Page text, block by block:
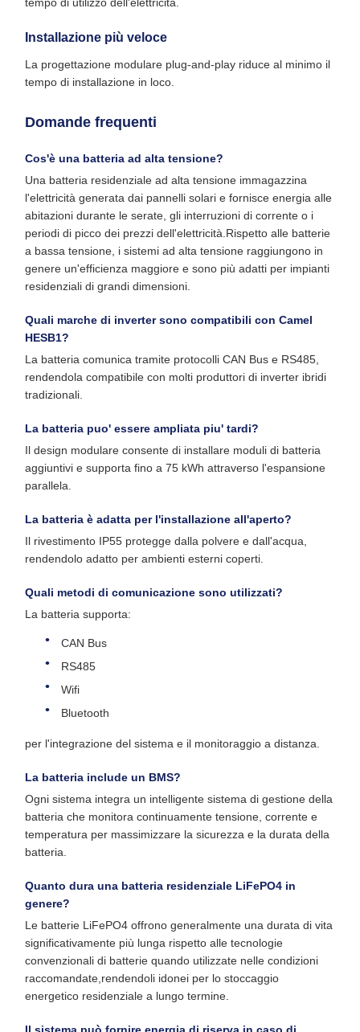
Installazione più veloce
La progettazione modulare plug-and-play riduce al minimo il
tempo di installazione in loco.
Domande frequenti
Cos'è una batteria ad alta tensione?
Una batteria residenziale ad alta tensione immagazzina
l'elettricità generata dai pannelli solari e fornisce energia alle
abitazioni durante le serate, gli interruzioni di corrente o i
periodi di picco dei prezzi dell'elettricità.Rispetto alle batterie
a bassa tensione, i sistemi ad alta tensione raggiungono in
genere un'efficienza maggiore e sono più adatti per impianti
residenziali di grandi dimensioni.
Quali marche di inverter sono compatibili con Camel
HESB1?
La batteria comunica tramite protocolli CAN Bus e RS485,
rendendola compatibile con molti produttori di inverter ibridi
tradizionali.
La batteria puo' essere ampliata piu' tardi?
Il design modulare consente di installare moduli di batteria
aggiuntivi e supporta fino a 75 kWh attraverso l'espansione
parallela.
La batteria è adatta per l'installazione all'aperto?
Il rivestimento IP55 protegge dalla polvere e dall'acqua,
rendendolo adatto per ambienti esterni coperti.
Quali metodi di comunicazione sono utilizzati?
La batteria supporta:
CAN Bus
RS485
Wifi
Bluetooth
per l'integrazione del sistema e il monitoraggio a distanza.
La batteria include un BMS?
Ogni sistema integra un intelligente sistema di gestione della
batteria che monitora continuamente tensione, corrente e
temperatura per massimizzare la sicurezza e la durata della
batteria.
Quanto dura una batteria residenziale LiFePO4 in
genere?
Le batterie LiFePO4 offrono generalmente una durata di vita
significativamente più lunga rispetto alle tecnologie
convenzionali di batterie quando utilizzate nelle condizioni
raccomandate,rendendoli idonei per lo stoccaggio
energetico residenziale a lungo termine.